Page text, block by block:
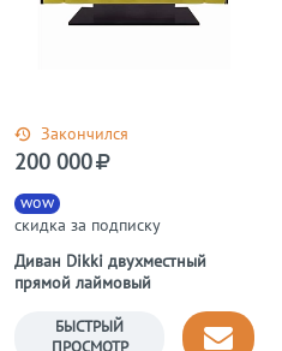
Закончился
Диван Dikki двухместный
прямой лаймовый
wow
скидка за подписку
200 000
БЫСТРЫЙ
ПРОСМОТР